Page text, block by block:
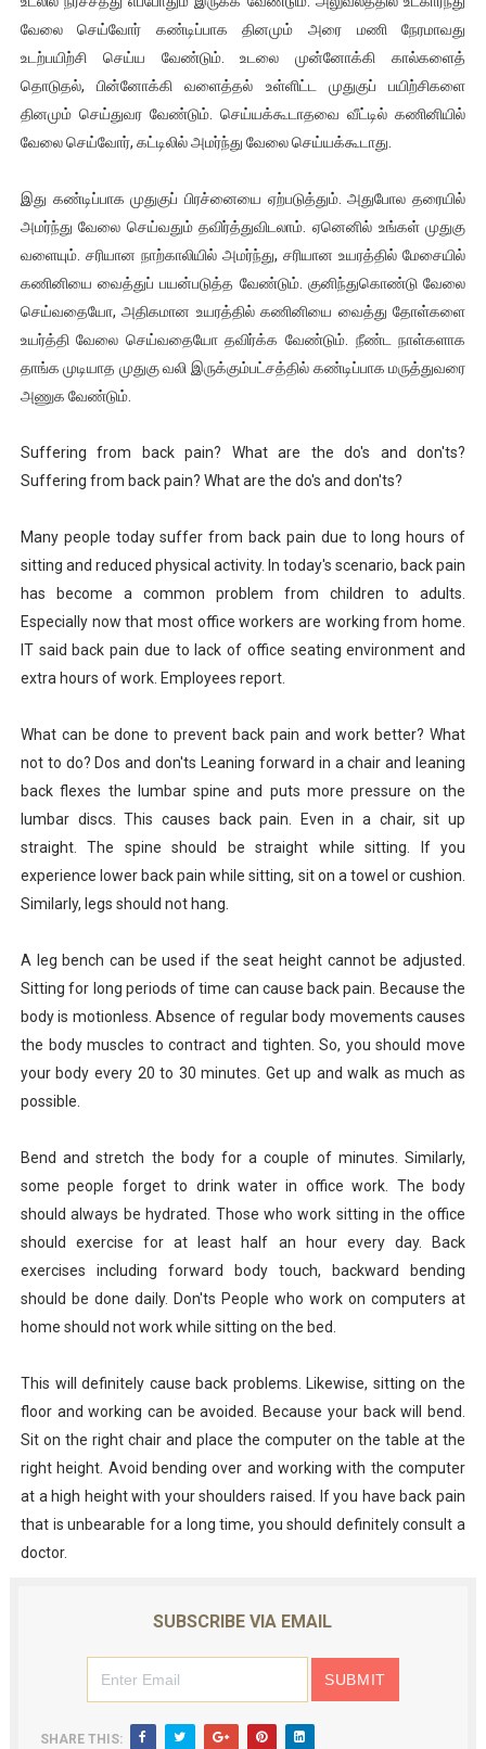
வேலை செய்வோர் கண்டிப்பாக தினமும் அரை மணி நேரமாவது
உடற்பயிற்சி செய்ய வேண்டும். உடலை முன்னோக்கி கால்களைத்
தொடுதல், பின்னோக்கி வளைத்தல் உள்ளிட்ட முதுகுப் பயிற்சிகளை
தினமும் செய்துவர வேண்டும். செய்யக்கூடாதவை வீட்டில் கணினியில்
வேலை செய்வோர், கட்டிலில் அமர்ந்து வேலை செய்யக்கூடாது.
இது கண்டிப்பாக முதுகுப் பிரச்னையை ஏற்படுத்தும். அதுபோல தரையில்
அமர்ந்து வேலை செய்வதும் தவிர்த்துவிடலாம். ஏனெனில் உங்கள் முதுகு
வளையும். சரியான நாற்காலியில் அமர்ந்து, சரியான உயரத்தில் மேசையில்
கணினியை வைத்துப் பயன்படுத்த வேண்டும். குனிந்துகொண்டு வேலை
செய்வதையோ, அதிகமான உயரத்தில் கணினியை வைத்து தோள்களை
உயர்த்தி வேலை செய்வதையோ தவிர்க்க வேண்டும். நீண்ட நாள்களாக
தாங்க முடியாத முதுகு வலி இருக்கும்பட்சத்தில் கண்டிப்பாக மருத்துவரை
அணுக வேண்டும்.
Suffering from back pain? What are the do's and don'ts?
Suffering from back pain? What are the do's and don'ts?
Many people today suffer from back pain due to long hours of
sitting and reduced physical activity. In today's scenario, back pain
has become a common problem from children to adults.
Especially now that most office workers are working from home.
IT said back pain due to lack of office seating environment and
extra hours of work. Employees report.
What can be done to prevent back pain and work better? What
not to do? Dos and don'ts Leaning forward in a chair and leaning
back flexes the lumbar spine and puts more pressure on the
lumbar discs. This causes back pain. Even in a chair, sit up
straight. The spine should be straight while sitting. If you
experience lower back pain while sitting, sit on a towel or cushion.
Similarly, legs should not hang.
A leg bench can be used if the seat height cannot be adjusted.
Sitting for long periods of time can cause back pain. Because the
body is motionless. Absence of regular body movements causes
the body muscles to contract and tighten. So, you should move
your body every 20 to 30 minutes. Get up and walk as much as
possible.
Bend and stretch the body for a couple of minutes. Similarly,
some people forget to drink water in office work. The body
should always be hydrated. Those who work sitting in the office
should exercise for at least half an hour every day. Back
exercises including forward body touch, backward bending
should be done daily. Don'ts People who work on computers at
home should not work while sitting on the bed.
This will definitely cause back problems. Likewise, sitting on the
floor and working can be avoided. Because your back will bend.
Sit on the right chair and place the computer on the table at the
right height. Avoid bending over and working with the computer
at a high height with your shoulders raised. If you have back pain
that is unbearable for a long time, you should definitely consult a
doctor.
SUBSCRIBE VIA EMAIL
SHARE THIS: